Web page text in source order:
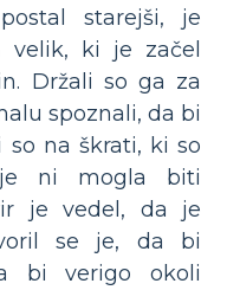
starejši, je
ki je začel
Držali so ga za
spoznali, da bi
so na škrati, ki so
ni mogla biti
je vedel, da je
se je, da bi
bi verigo okoli